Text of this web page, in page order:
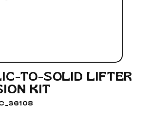
TO-SOLID LIFTER
KIT